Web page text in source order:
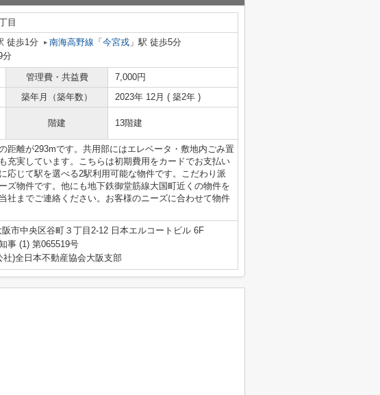
目
徒歩1分 南海高野線 「 今宮戎 」駅 徒歩5分
分
管理費・共益費
7,000円
築年月（築年数） 2023年 12月 ( 築2年 )
階建 13階建
距離が293mです。共用部にはエレベータ・敷地内ごみ置
充実しています。こちらは初期費用をカードでお支払い
応じて駅を選べる2駅利用可能な物件です。こだわり派
ズ物件です。他にも地下鉄御堂筋線大国町近くの物件を
社までご連絡ください。お客様のニーズに合わせて物件
阪市中央区谷町３丁目2-12 日本エルコートビル 6F
事 (1) 第065519号
)全日本不動産協会大阪支部